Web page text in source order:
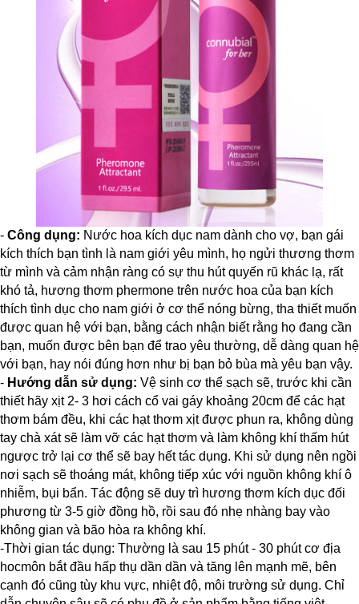
- Công dụng: Nước hoa kích dục nam dành cho vợ, bạn gái
kích thích bạn tình là nam giới yêu mình, họ ngửi thương thơm
từ mình và cảm nhận ràng có sự thu hút quyến rũ khác lạ, rất
khó tả, hương thơm phermone trên nước hoa của bạn kích
thích tình dục cho nam giới ở cơ thể nóng bừng, tha thiết muốn
được quan hệ với bạn, bằng cách nhận biết rằng họ đang cần
bạn, muốn được bên bạn để trao yêu thường, dễ dàng quan hệ
với bạn, hay nói đúng hơn như bị bạn bỏ bùa mà yêu bạn vậy.
- Hướng dẫn sử dụng: Vệ sinh cơ thể sạch sẽ, trước khi cần
thiết hãy xịt 2- 3 hơi cách cổ vai gáy khoảng 20cm để các hạt
thơm bám đều, khi các hạt thơm xịt được phun ra, không dùng
tay chà xát sẽ làm vỡ các hạt thơm và làm không khí thấm hút
ngược trở lại cơ thể sẽ bay hết tác dụng. Khi sử dụng nên ngồi
nơi sạch sẽ thoáng mát, không tiếp xúc với nguồn không khí ô
nhiễm, bụi bẩn. Tác động sẽ duy trì hương thơm kích dục đối
phương từ 3-5 giờ đồng hồ, rồi sau đó nhẹ nhàng bay vào
không gian và bão hòa ra không khí.
-Thời gian tác dụng: Thường là sau 15 phút - 30 phút cơ địa
hocmôn bắt đầu hấp thụ dần dần và tăng lên mạnh mẽ, bên
cạnh đó cũng tùy khu vực, nhiệt độ, môi trường sử dụng. Chỉ